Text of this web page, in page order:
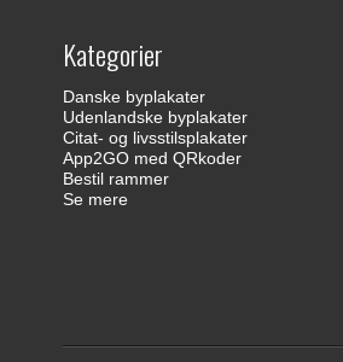
Kategorier
Danske byplakater
Udenlandske byplakater
Citat- og livsstilsplakater
App2GO med QRkoder
Bestil rammer
Se mere